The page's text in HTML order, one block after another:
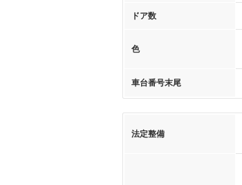
ドア数
色
車台番号末尾
法定整備